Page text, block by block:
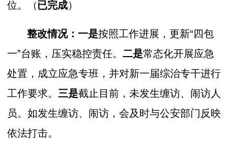
位。
（已完成）
整改情况：一是按照工作进展，更新“四包
一”台账，压实稳控责任。 二是常态化开展应急
处置，成立应急专班，并对新一届综治专干进行
工作要求。 三是截止目前，未发生缠访、闹访人
员。如发生缠访、闹访，会及时与公安部门反映
依法打击。